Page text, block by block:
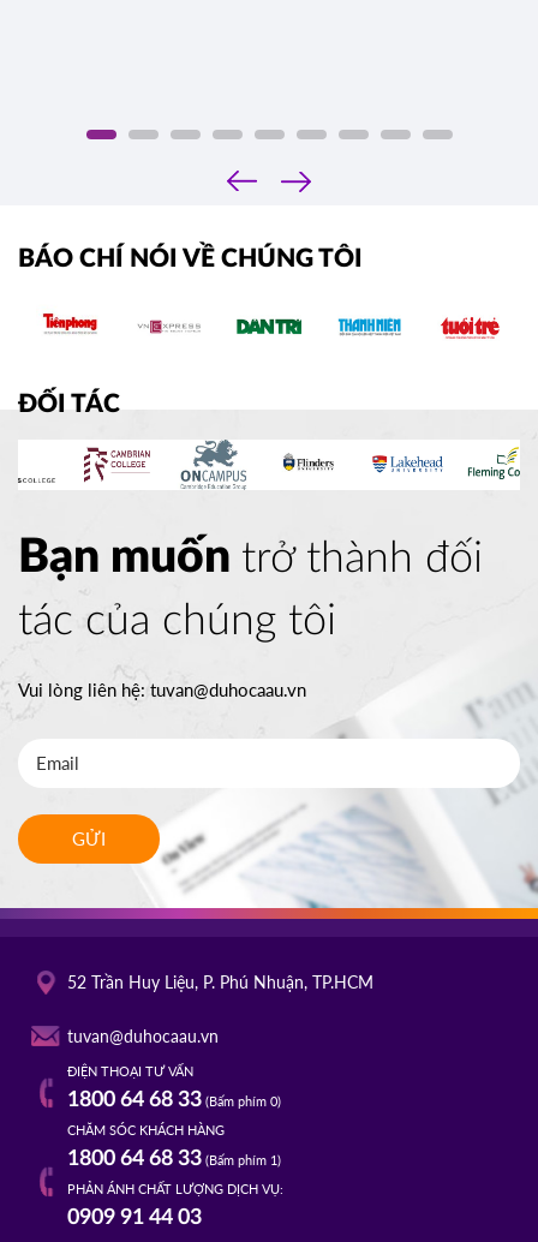
‹
›
BÁO CHÍ NÓI VỀ CHÚNG TÔI
ĐỐI TÁC
Bạn muốn trở thành đối
tác của chúng tôi
Vui lòng liên hệ:tuvan@duhocaau.vn
GỬI
52 Trần Huy Liệu, P. Phú Nhuận, TP.HCM
tuvan@duhocaau.vn
ĐIỆN THOẠI TƯ VẤN
1800 64 68 33(Bấm phím 0)
CHĂM SÓC KHÁCH HÀNG
1800 64 68 33(Bấm phím 1)
PHẢN ÁNH CHẤT LƯỢNG DỊCH VỤ:
0909 91 44 03